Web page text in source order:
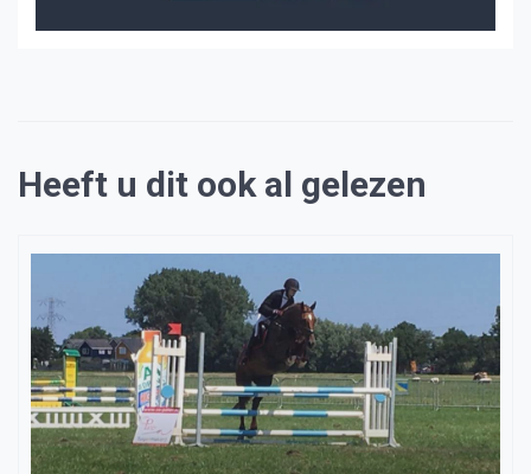
Heeft u dit ook al gelezen